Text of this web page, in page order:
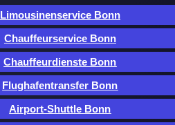
Limousinenservice Bonn
Chauffeurservice Bonn
Chauffeurdienste Bonn
Flughafentransfer Bonn
Airport-Shuttle Bonn